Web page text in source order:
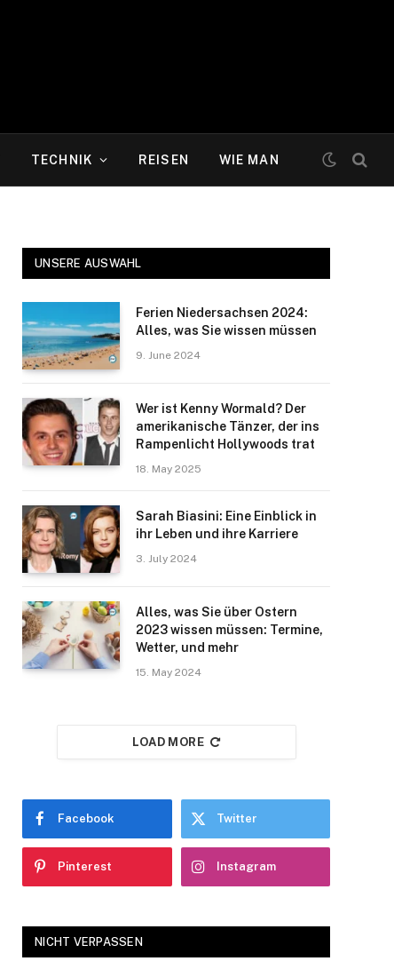
TECHNIK REISEN WIE MAN
UNSERE AUSWAHL
Ferien Niedersachsen 2024:
Alles, was Sie wissen müssen
9. June 2024
Wer ist Kenny Wormald? Der
amerikanische Tänzer, der ins
Rampenlicht Hollywoods trat
18. May 2025
Sarah Biasini: Eine Einblick in
ihr Leben und ihre Karriere
3. July 2024
Alles, was Sie über Ostern
2023 wissen müssen: Termine,
Wetter, und mehr
15. May 2024
LOAD MORE
Facebook Twitter
Pinterest Instagram
NICHT VERPASSEN